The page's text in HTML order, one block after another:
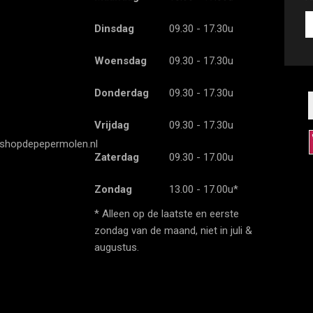
Dinsdag 09.30 - 17.30u
Woensdag 09.30 - 17.30u
Donderdag 09.30 - 17.30u
Vrijdag 09.30 - 17.30u
Zaterdag 09.30 - 17.00u
Zondag
13.00 - 17.00u*
* Alleen op de laatste en eerste
zondag van de maand, niet in juli &
augustus.